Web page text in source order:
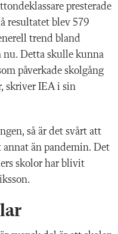
presterade
resultatet blev 579
trend bland
nu. Detta skulle kunna
påverkade skolgång
skriver IEA i sin
så är det svårt att
än pandemin. Det
skolor har blivit